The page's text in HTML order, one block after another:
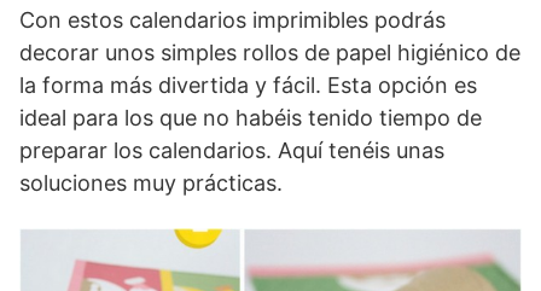
Con estos calendarios imprimibles podrás
decorar unos simples rollos de papel higiénico de
la forma más divertida y fácil. Esta opción es
ideal para los que no habéis tenido tiempo de
preparar los calendarios. Aquí tenéis unas
soluciones muy prácticas.